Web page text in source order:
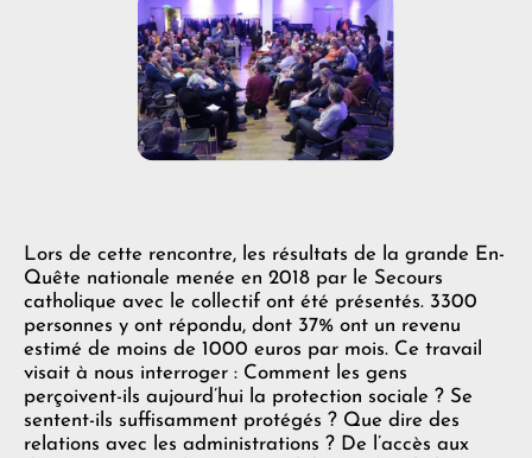
Lors de cette rencontre, les résultats de la grande En-
Quête nationale menée en 2018 par le Secours
catholique avec le collectif ont été présentés. 3300
personnes y ont répondu, dont 37% ont un revenu
estimé de moins de 1000 euros par mois. Ce travail
visait à nous interroger : Comment les gens
perçoivent-ils aujourd’hui la protection sociale ? Se
sentent-ils suffisamment protégés ? Que dire des
relations avec les administrations ? De l’accès aux